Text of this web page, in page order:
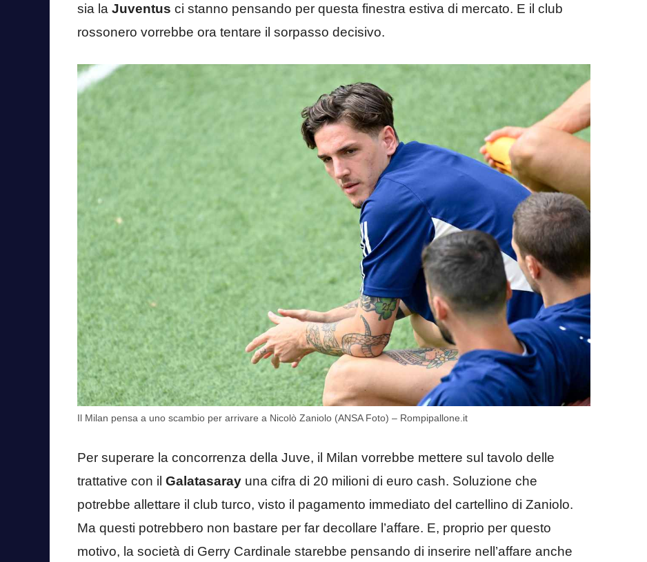
sia la Juventus ci stanno pensando per questa finestra estiva di mercato. E il club
rossonero vorrebbe ora tentare il sorpasso decisivo.
Il Milan pensa a uno scambio per arrivare a Nicolò Zaniolo (ANSA Foto) – Rompipallone.it
Per superare la concorrenza della Juve, il Milan vorrebbe mettere sul tavolo delle
trattative con il Galatasaray una cifra di 20 milioni di euro cash. Soluzione che
potrebbe allettare il club turco, visto il pagamento immediato del cartellino di Zaniolo.
Ma questi potrebbero non bastare per far decollare l’affare. E, proprio per questo
motivo, la società di Gerry Cardinale starebbe pensando di inserire nell’affare anche